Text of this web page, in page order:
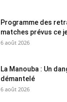
Programme des
matches prévus ce
6 août 2026
La Manouba : Un
démantelé
6 août 2026